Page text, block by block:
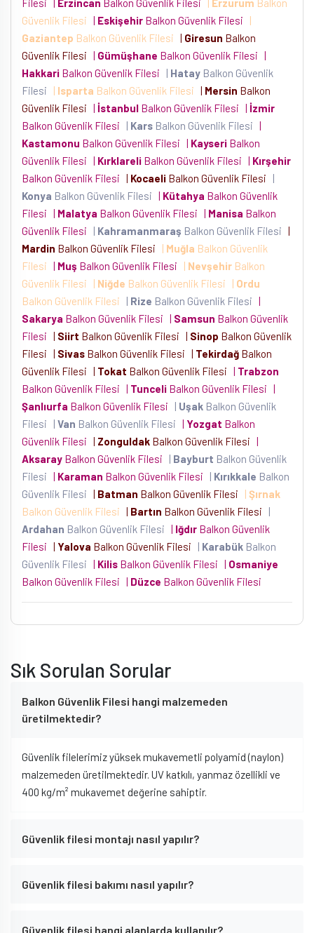
Filesi | Erzincan Balkon Güvenlik Filesi | Erzurum Balkon
Güvenlik Filesi | Eskişehir Balkon Güvenlik Filesi
|
Gaziantep Balkon Güvenlik Filesi | Giresun Balkon
Güvenlik Filesi | Gümüşhane Balkon Güvenlik Filesi |
Hakkari Balkon Güvenlik Filesi | Hatay Balkon Güvenlik
Filesi
| Isparta Balkon Güvenlik Filesi | Mersin Balkon
Güvenlik Filesi | İstanbul Balkon Güvenlik Filesi | İzmir
Balkon Güvenlik Filesi
| Kars Balkon Güvenlik Filesi |
Kastamonu Balkon Güvenlik Filesi | Kayseri Balkon
Güvenlik Filesi | Kırklareli Balkon Güvenlik Filesi | Kırşehir
Balkon Güvenlik Filesi | Kocaeli Balkon Güvenlik Filesi
|
Konya Balkon Güvenlik Filesi | Kütahya Balkon Güvenlik
Filesi | Malatya Balkon Güvenlik Filesi | Manisa Balkon
Güvenlik Filesi
| Kahramanmaraş Balkon Güvenlik Filesi |
Mardin Balkon Güvenlik Filesi | Muğla Balkon Güvenlik
Filesi | Muş Balkon Güvenlik Filesi | Nevşehir Balkon
Güvenlik Filesi
| Niğde Balkon Güvenlik Filesi | Ordu
Balkon Güvenlik Filesi
| Rize Balkon Güvenlik Filesi |
Sakarya Balkon Güvenlik Filesi | Samsun Balkon Güvenlik
Filesi | Siirt Balkon Güvenlik Filesi | Sinop Balkon Güvenlik
Filesi | Sivas Balkon Güvenlik Filesi | Tekirdağ Balkon
Güvenlik Filesi | Tokat Balkon Güvenlik Filesi | Trabzon
Balkon Güvenlik Filesi | Tunceli Balkon Güvenlik Filesi |
Şanlıurfa Balkon Güvenlik Filesi | Uşak Balkon Güvenlik
Filesi
| Van Balkon Güvenlik Filesi | Yozgat Balkon
Güvenlik Filesi | Zonguldak Balkon Güvenlik Filesi |
Aksaray Balkon Güvenlik Filesi | Bayburt Balkon Güvenlik
Filesi | Karaman Balkon Güvenlik Filesi | Kırıkkale Balkon
Güvenlik Filesi | Batman Balkon Güvenlik Filesi | Şırnak
Balkon Güvenlik Filesi | Bartın Balkon Güvenlik Filesi
|
Ardahan Balkon Güvenlik Filesi | Iğdır Balkon Güvenlik
Filesi | Yalova Balkon Güvenlik Filesi | Karabük Balkon
Güvenlik Filesi | Kilis Balkon Güvenlik Filesi | Osmaniye
Balkon Güvenlik Filesi | Düzce Balkon Güvenlik Filesi
Sık Sorulan Sorular
Balkon Güvenlik Filesi hangi malzemeden
üretilmektedir?
Güvenlik filelerimiz yüksek mukavemetli polyamid (naylon)
malzemeden üretilmektedir. UV katkılı, yanmaz özellikli ve
400 kg/m² mukavemet değerine sahiptir.
Güvenlik filesi montajı nasıl yapılır?
Güvenlik filesi bakımı nasıl yapılır?
Güvenlik filesi hangi alanlarda kullanılır?